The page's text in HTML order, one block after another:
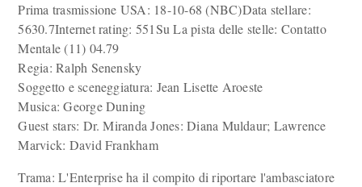
Prima trasmissione USA: 18-10-68 (NBC)Data stellare:
5630.7Internet rating: 551Su La pista delle stelle: Contatto
Mentale (11) 04.79
Regia: Ralph Senensky
Soggetto e sceneggiatura: Jean Lisette Aroeste
Musica: George Duning
Guest stars: Dr. Miranda Jones: Diana Muldaur; Lawrence
Marvick: David Frankham
Trama: L'Enterprise ha il compito di riportare l'ambasciatore